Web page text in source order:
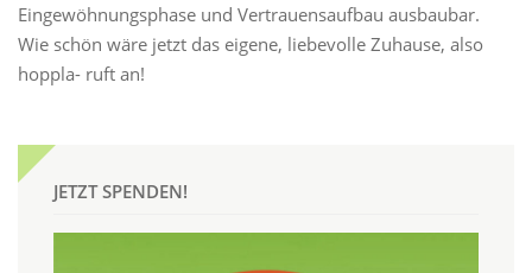
Eingewöhnungsphase und Vertrauensaufbau ausbaubar.
Wie schön wäre jetzt das eigene, liebevolle Zuhause, also
hoppla- ruft an!
JETZT SPENDEN!